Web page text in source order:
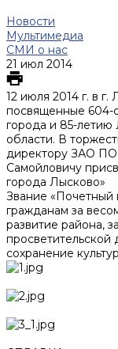
Новости
Мультимедиа
СМИ о нас
21 июл 2014
12 июля 2014 г. в г.
посвященные 604-
города и 85-
области. В
директору ЗАО ПО
Самойловичу
города Лысково»
Звание «Почетный
гражданам за
развитие района,
просветительской
сохранение